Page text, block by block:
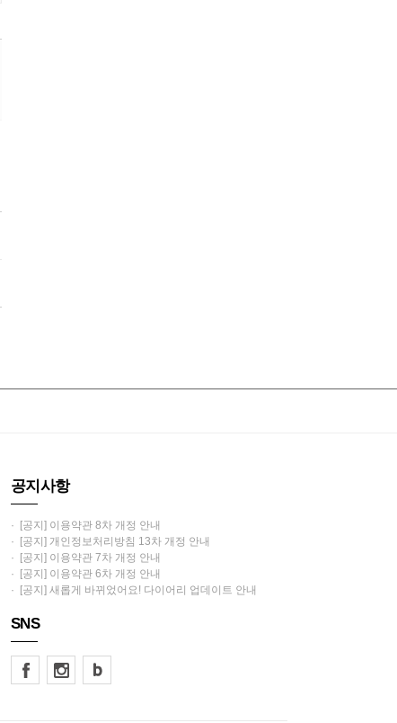
공지사항
· [공지] 이용약관 8차 개정 안내
· [공지] 개인정보처리방침 13차 개정 안내
· [공지] 이용약관 7차 개정 안내
· [공지] 이용약관 6차 개정 안내
· [공지] 새롭게 바뀌었어요! 다이어리 업데이트 안내
SNS